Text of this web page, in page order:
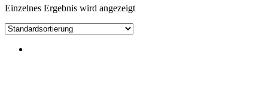
Einzelnes Ergebnis wird angezeigt